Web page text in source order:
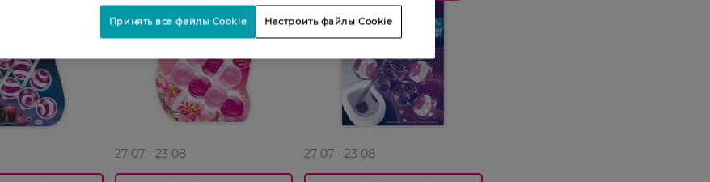
27 07 - 23 08 27 07 - 23 08
Настроить файлы Cookie
Принять все файлы Cookie